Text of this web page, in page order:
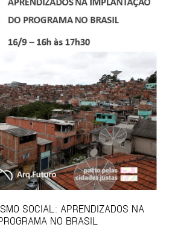
SOCIAL: APRENDIZADOS NA
NO BRASIL